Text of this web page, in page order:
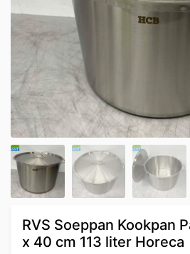
RVS Soeppan Kookpan
x 40 cm 113 liter Horeca